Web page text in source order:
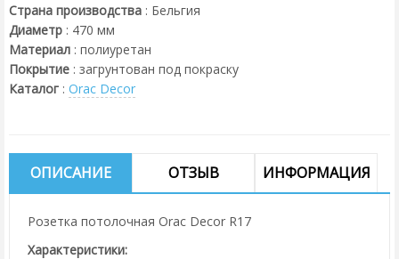
Страна производства : Бельгия
Диаметр : 470 мм
Материал : полиуретан
Покрытие : загрунтован под покраску
Каталог : Orac Decor
ОПИСАНИЕ ОТЗЫВ ИНФОРМАЦИЯ
Розетка потолочная Orac Decor R17
Характеристики: